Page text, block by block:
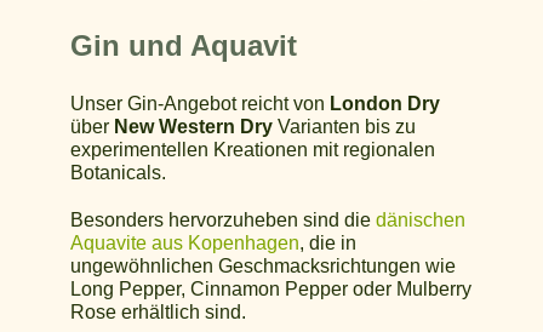
Gin und Aquavit
Unser Gin-Angebot reicht von London Dry
über New Western DryVarianten bis zu
experimentellen Kreationen mit regionalen
Botanicals.
Besonders hervorzuheben sind die dänischen
Aquavite aus Kopenhagen, die in
ungewöhnlichen Geschmacksrichtungen wie
Long Pepper, Cinnamon Pepper oder Mulberry
Rose erhältlich sind.